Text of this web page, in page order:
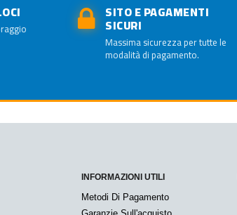
SITO E PAGAMENTI
SICURI
Massima sicurezza per tutte le
modalità di pagamento.
INFORMAZIONI UTILI
Metodi Di Pagamento